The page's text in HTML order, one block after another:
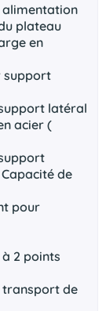
plateau
en
support
latéral
acier (
de
pour
2 points
transport de